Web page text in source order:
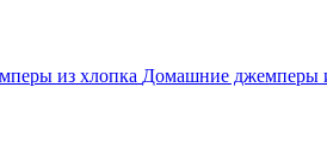
из хлопка Домашние джемперы